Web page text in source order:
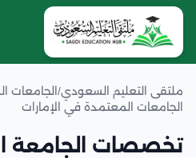
ملتقى التعليم السعودي/ الجامعات
الجامعات المعتمدة في الإمارات
تخصصات الجامعة